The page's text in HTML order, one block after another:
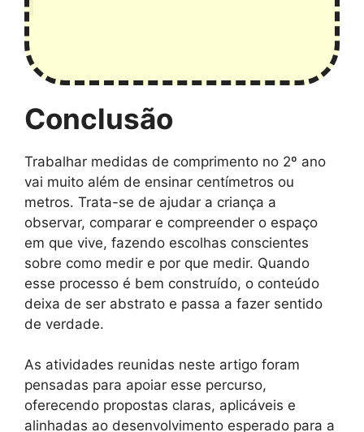
Conclusão
Trabalhar medidas de comprimento no 2º ano
vai muito além de ensinar centímetros ou
metros. Trata-se de ajudar a criança a
observar, comparar e compreender o espaço
em que vive, fazendo escolhas conscientes
sobre como medir e por que medir. Quando
esse processo é bem construído, o conteúdo
deixa de ser abstrato e passa a fazer sentido
de verdade.
As atividades reunidas neste artigo foram
pensadas para apoiar esse percurso,
oferecendo propostas claras, aplicáveis e
alinhadas ao desenvolvimento esperado para a